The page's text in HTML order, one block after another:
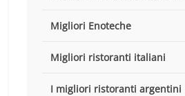
Migliori Enoteche
Migliori ristoranti italiani
I migliori ristoranti argentini